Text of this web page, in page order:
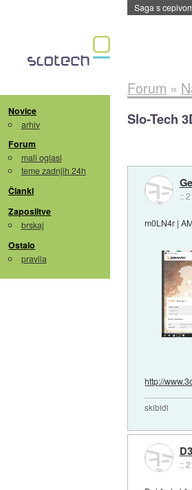
BMW v vozilih
Novice
arhiv
Forum
mali oglasi
teme zadnjih 24h
Članki
Zaposlitve
brskaj
Ostalo
pravila
Forum »
Slo-Tech
::
m0LN4r |
http://
skibidi
::